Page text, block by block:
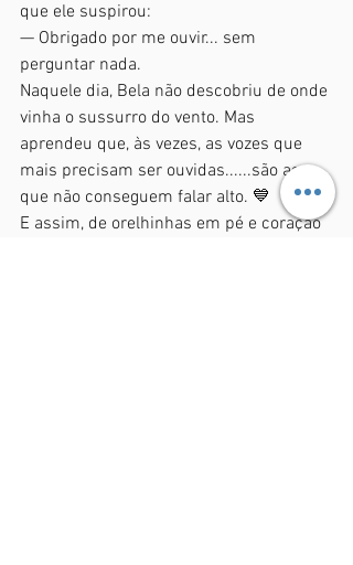
que ele suspirou:
— Obrigado por me ouvir... sem
perguntar nada.
Naquele dia, Bela não descobriu de onde
vinha o sussurro do vento. Mas
aprendeu que, às vezes, as vozes que
mais precisam ser ouvidas......são as
que não conseguem falar alto. 💙
E assim, de orelhinhas em pé e coração